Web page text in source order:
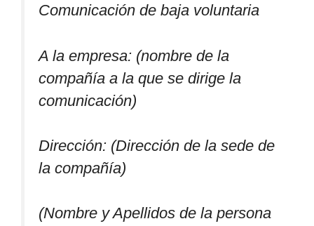
Comunicación de baja voluntaria
A la empresa: (nombre de la
compañía a la que se dirige la
comunicación)
Dirección: (Dirección de la sede de
la compañía)
(Nombre y Apellidos de la persona